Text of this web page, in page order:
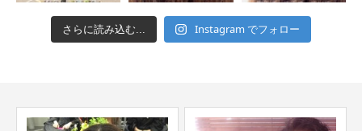
さらに読み込む... Instagram でフォロー